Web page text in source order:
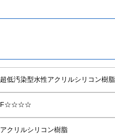
超低汚染型水性アクリルシリコン樹
F☆☆☆☆
アクリルシリコン樹脂